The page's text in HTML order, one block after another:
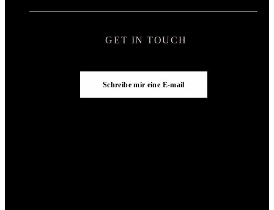
GET IN TOUCH
Schreibe mir eine E-mail